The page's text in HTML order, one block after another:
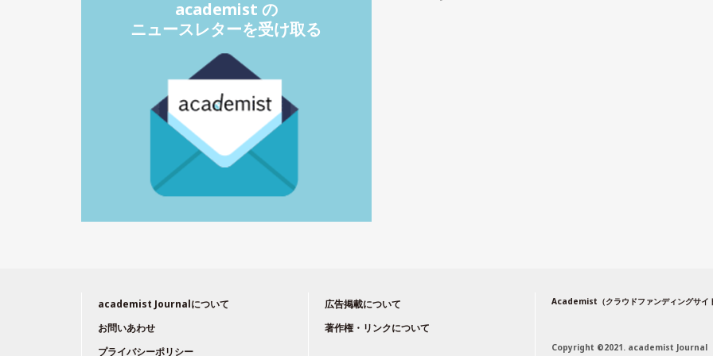
academist の
ニュースレターを受け取る
academist Journalについて
お問いあわせ
プライバシーポリシー
広告掲載について
著作権・リンクについて
Academist（クラウドファンディングサイ
Copyright ©2021. academist Journal